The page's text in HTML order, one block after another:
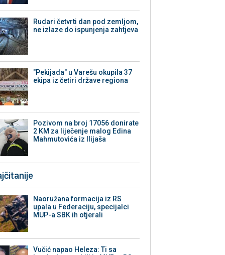
Rudari četvrti dan pod zemljom,
ne izlaze do ispunjenja zahtjeva
"Pekijada" u Varešu okupila 37
ekipa iz četiri države regiona
Pozivom na broj 17056 donirate
2 KM za liječenje malog Edina
Mahmutovića iz Ilijaša
Naoružana formacija iz RS
upala u Federaciju, specijalci
MUP-a SBK ih otjerali
Vučić napao Heleza: Ti sa